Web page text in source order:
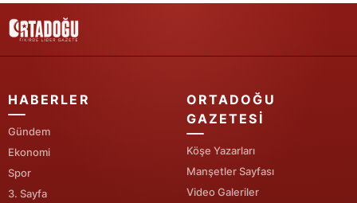
Kilis
Osmaniye
Düzce
HABERLER
Gündem
Ekonomi
Spor
3. Sayfa
ORTADOĞU
GAZETESI
Köşe Yazarları
Manşetler Sayfası
Video Galeriler